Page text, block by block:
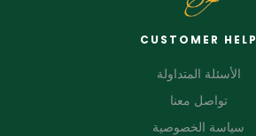
CUSTOMER HELP
الأسئلة المتداولة
تواصل معنا
سياسة الخصوصية